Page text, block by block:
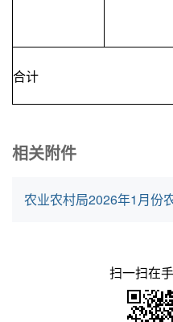
合计
相关附件
农业农村局2026年1月份
扫一扫在